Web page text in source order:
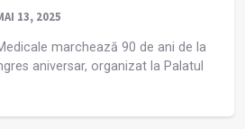
13, 2025
marchează 90 de ani de la
aniversar, organizat la Palatul